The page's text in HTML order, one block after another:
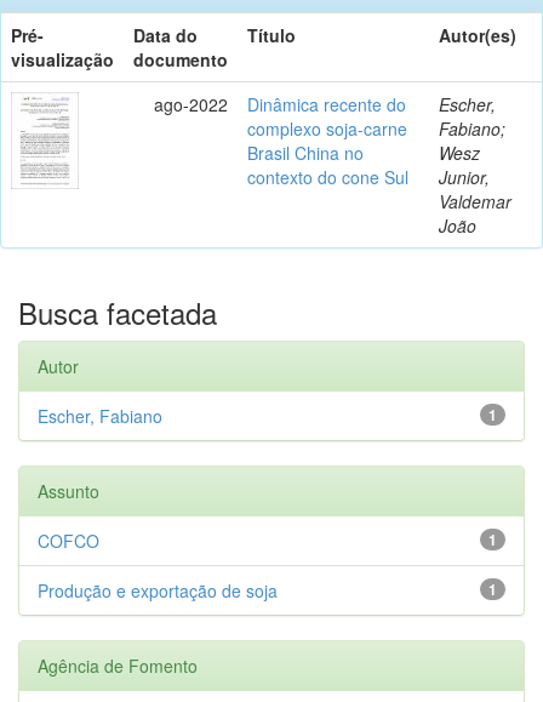
Pré-
visualização
Data do
documento
Título Autor(es)
ago-2022
Dinâmica recente do
complexo soja-carne
Brasil China no
contexto do cone Sul
Escher,
Fabiano;
Wesz
Junior,
Valdemar
João
Busca facetada
Autor
1
Escher, Fabiano
Assunto
1
COFCO
1
Produção e exportação de soja
Agência de Fomento